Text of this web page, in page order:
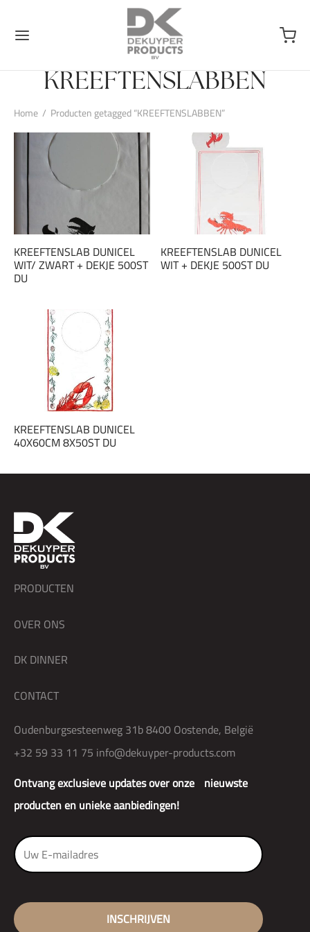
KREEFTENSLABBEN
Home / Producten getagged “KREEFTENSLABBEN”
KREEFTENSLAB DUNICEL
WIT/ ZWART + DEKJE 500ST
DU
KREEFTENSLAB DUNICEL
WIT + DEKJE 500ST DU
KREEFTENSLAB DUNICEL
40X60CM 8X50ST DU
Ontvang exclusieve updates over onze nieuwste
producten en unieke aanbiedingen!
PRODUCTEN
OVER ONS
DK DINNER
CONTACT
Oudenburgsesteenweg 31b 8400 Oostende, België
+32 59 33 11 75 info@dekuyper-products.com